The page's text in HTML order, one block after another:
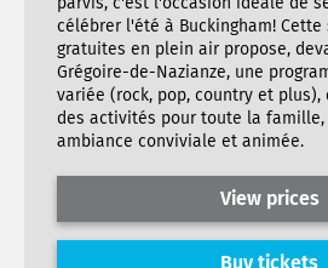
célébrer l'été à Buckingham!
gratuites en plein air propose,
Grégoire-de-Nazianze, une
variée (rock, pop, country et
des activités pour toute la famille,
ambiance conviviale et animée.
View prices
Buy tickets